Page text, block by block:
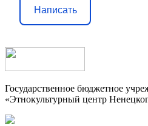
Написать
Государственное бюджетное
«Этнокультурный центр